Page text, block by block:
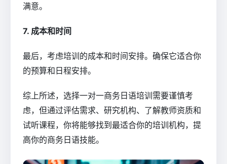
满意。
7. 成本和时间
最后，考虑培训的成本和时间安排。确保它适合你
的预算和日程安排。
综上所述，选择一对一商务日语培训需要谨慎考
虑，但通过评估需求、研究机构、了解教师资质和
试听课程，你将能够找到最适合你的培训机构，提
高你的商务日语技能。